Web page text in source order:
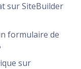
sur SiteBuilder
formulaire de
sur